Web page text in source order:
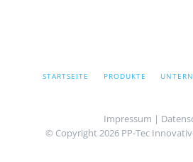
STARTSEITE PRODUKTE
Impressum |
© Copyright 2026 PP-Tec